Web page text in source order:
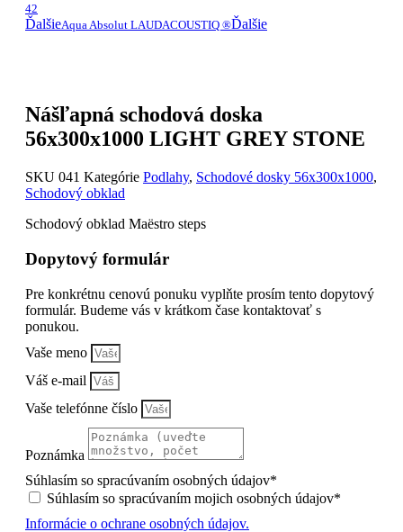
42
ĎalšieAqua Absolut LAUDACOUSTIQ ®Ďalšie
Nášľapná schodová doska
56x300x1000 LIGHT GREY STONE
SKU 041 Kategórie Podlahy, Schodové dosky 56x300x1000,
Schodový obklad
Schodový obklad Maëstro steps
Dopytový formulár
Pre konkrétnu cenovú ponuku vyplňte prosím tento dopytový
formulár. Budeme vás v krátkom čase kontaktovať s
ponukou.
Vaše meno
Váš e-mail
Vaše telefónne číslo
Poznámka
Súhlasím so spracúvaním osobných údajov*
Súhlasím so spracúvaním mojich osobných údajov*
Informácie o ochrane osobných údajov.